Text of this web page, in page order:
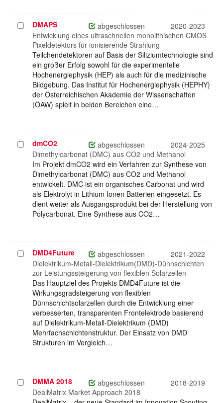
Projekt
auswählen
DMAPS abgeschlossen
2020-2023
Entwicklung eines ultraschnellen monolithischen CMOS
Pixeldetektors für ionisierende Strahlung
Teilchendetektoren auf Basis der Siliziumtechnologie sind
ein großer Erfolg sowohl für die experimentelle
Hochenergiephysik (HEP) als auch für die medizinische
Bildgebung. Das Institut für Hochenergiephysik (HEPHY)
der Österreichischen Akademie der Wissenschaften
(ÖAW) spielt in beiden Bereichen eine…
Projekt
auswählen
dmCO2 abgeschlossen
2024-2025
Dimethylcarbonat (DMC) aus CO2 und Methanol
Im Projekt dmCO2 wird ein Verfahren zur Synthese von
Dimethylcarbonat (DMC) aus CO2 und Methanol
entwickelt. DMC ist ein organisches Carbonat und wird
als Elektrolyt in Lithium Ionen Batterien eingesetzt. Es
dient weiter als Ausgangsprodukt bei der Herstellung von
Polycarbonat. Eine Synthese aus CO2…
Projekt
auswählen
DMD4Future abgeschlossen
2021-2022
Dielektrikum-Metall-Dielektrikum(DMD)-Dünnschichten
zur Leistungssteigerung von flexiblen Solarzellen
Das Hauptziel des Projekts DMD4Future ist die
Wirkungsgradsteigerung von flexiblen
Dünnschichtsolarzellen durch die Entwicklung einer
verbesserten, transparenten Frontelektrode basierend
auf Dielektrikum-Metall-Dielektrikum (DMD)
Mehrfachschichtenstruktur. Der Einsatz von DMD
Strukturen im Vergleich…
Projekt
auswählen
DMMA 2018 abgeschlossen
2018-2019
DealMatrix Market Approach 2018